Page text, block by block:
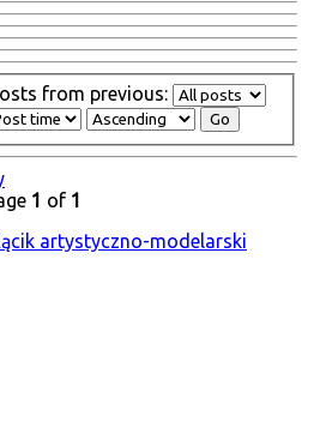
from previous:
1 of 1
artystyczno-modelarski